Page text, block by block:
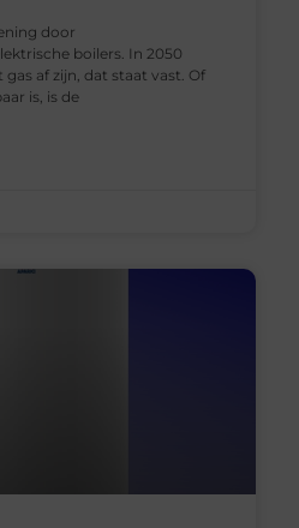
door
boilers. In 2050
af zijn, dat staat vast. Of
is, is de